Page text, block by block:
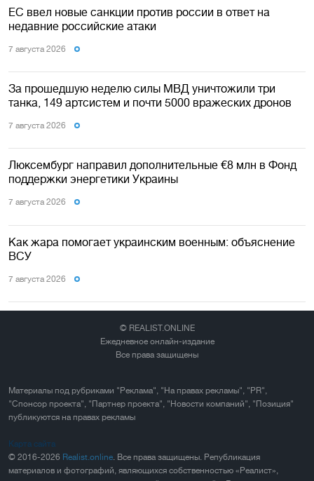
ЕС ввел новые санкции против россии в ответ на
недавние российские атаки
7 августа 2026
За прошедшую неделю силы МВД уничтожили три
танка, 149 артсистем и почти 5000 вражеских дронов
7 августа 2026
Люксембург направил дополнительные €8 млн в Фонд
поддержки энергетики Украины
7 августа 2026
Как жара помогает украинским военным: объяснение
ВСУ
7 августа 2026
© REALIST.ONLINE
Ежедневное онлайн-издание
Все права защищены
Материалы под рубриками "Реклама", "На правах рекламы", "PR",
"Спонсор проекта", "Партнер проекта", "Новости компаний", "Позиция"
публикуются на правах рекламы
Карта сайта
© 2016-2026 Realist.online. Все права защищены. Републикация
материалов и фотографий, являющихся собственностью «Реалист»,